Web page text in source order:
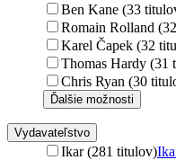
Ben Kane (33
Romain Rolland
Karel Čapek (32
Thomas Hardy (31
Chris Ryan (30
Ďalšie možnosti
Vydavateľstvo
Ikar (281 titulov)